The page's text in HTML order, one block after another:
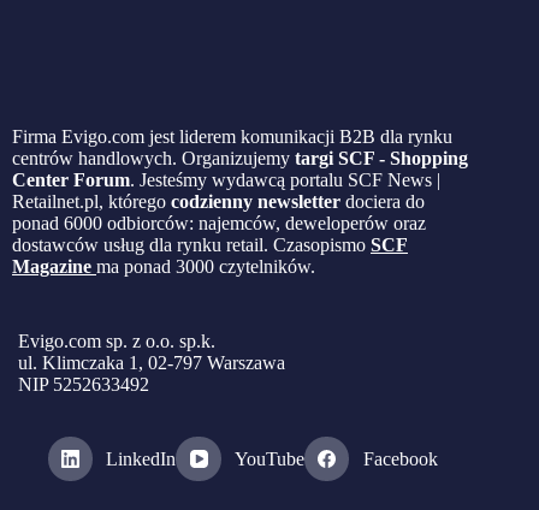
Firma Evigo.com jest liderem komunikacji B2B dla rynku
centrów handlowych. Organizujemy targi SCF - Shopping
Center Forum. Jesteśmy wydawcą portalu SCF News |
Retailnet.pl, którego codzienny newsletter dociera do
ponad 6000 odbiorców: najemców, deweloperów oraz
dostawców usług dla rynku retail. Czasopismo SCF
Magazine ma ponad 3000 czytelników.
Evigo.com sp. z o.o. sp.k.
ul. Klimczaka 1, 02-797 Warszawa
NIP 5252633492
LinkedIn YouTube Facebook